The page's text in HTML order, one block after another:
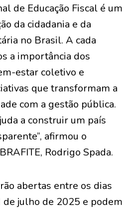
de Educação Fiscal é um
da cidadania e da
no Brasil. A cada
a importância dos
estar coletivo e
que transformam a
com a gestão pública.
a construir um país
afirmou o
Rodrigo Spada.
abertas entre os dias
de julho de 2025 e podem